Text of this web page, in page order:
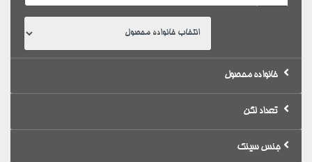
خانواده محصول
تعداد لگن
جنس سینک